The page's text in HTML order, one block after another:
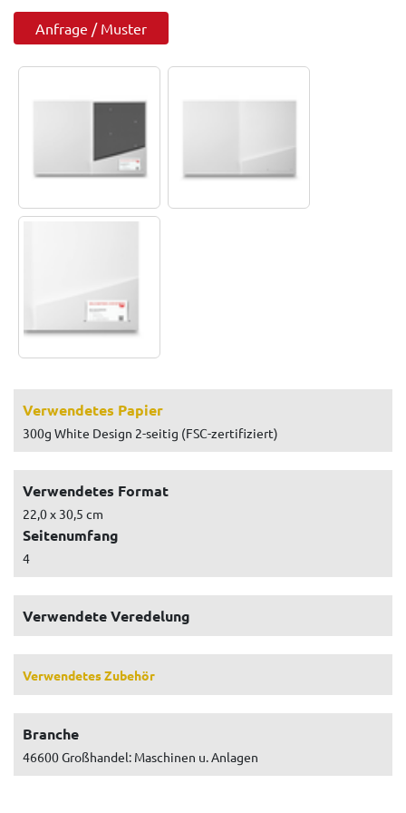
Anfrage / Muster
Verwendetes Papier
300g White Design 2-seitig (FSC-zertifiziert)
Verwendetes Format
22,0 x 30,5 cm
Seitenumfang
4
Verwendete Veredelung
Verwendetes Zubehör
Branche
46600 Großhandel: Maschinen u. Anlagen